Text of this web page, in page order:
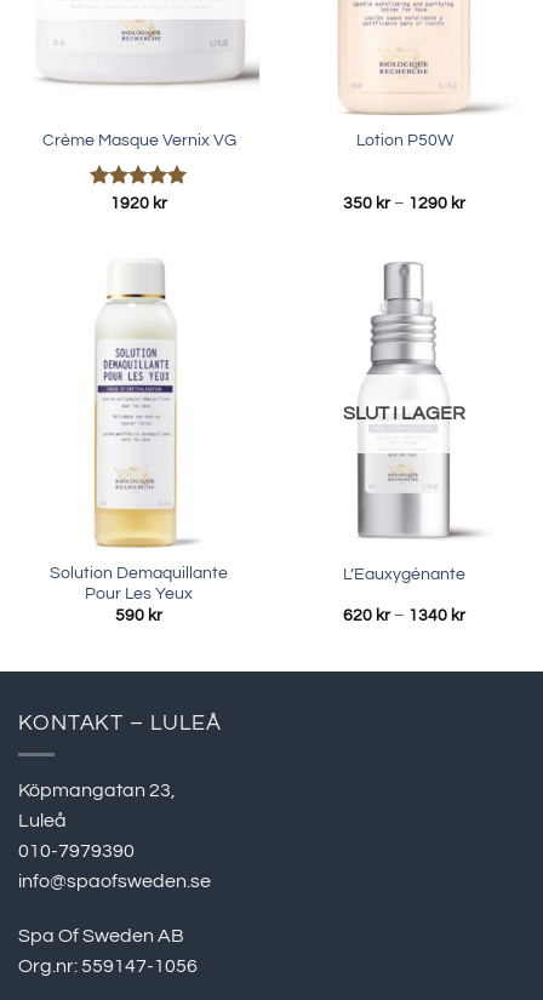
Crème Masque Vernix VG
Betygsatt
1920 kr
Lotion P50W
350 kr – 1290 kr
Solution Demaquillante
Pour Les Yeux
590 kr
SLUT I LAGER
L’Eauxygénante
620 kr – 1340 kr
KONTAKT – LULEÅ
Köpmangatan 23,
Luleå
010-7979390
info@spaofsweden.se
Spa Of Sweden AB
Org.nr: 559147-1056